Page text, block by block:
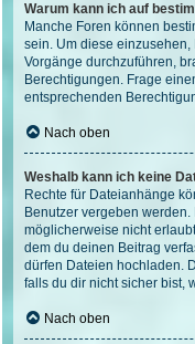
Warum kann ich auf
Manche Foren können
sein. Um diese
Vorgänge durchzuführen,
Berechtigungen. Frage
entsprechenden
Nach oben
Weshalb kann ich keine
Rechte für Dateianhänge
Benutzer vergeben
möglicherweise nicht
dem du deinen Beitrag
dürfen Dateien hochladen.
falls du dir nicht sicher bist,
Nach oben